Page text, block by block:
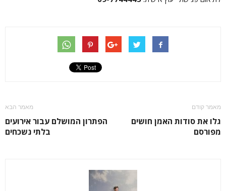
מאמר קודם
גלו את סודות האמן חושים
מפורסם
מאמר הבא
הפתרון המושלם עבור אירועים
בלתי נשכחים